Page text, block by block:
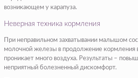
возникающем у карапуза.
Неверная техника кормления
При неправильном захватывании малышом
молочной железы в продолжение кормления
проникает много воздуха. Результаты –
неприятный болезненный дискомфорт.